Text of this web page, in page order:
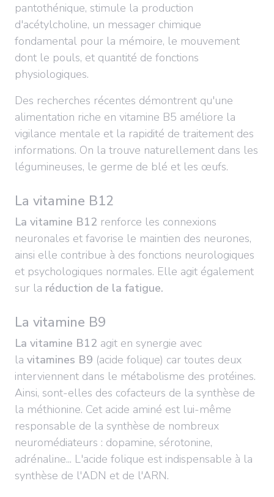
pantothénique, stimule la production
d'acétylcholine, un messager chimique
fondamental pour la mémoire, le mouvement
dont le pouls, et quantité de fonctions
physiologiques.
Des recherches récentes démontrent qu'une
alimentation riche en vitamine B5 améliore la
vigilance mentale et la rapidité de traitement des
informations. On la trouve naturellement dans les
légumineuses, le germe de blé et les œufs.
La vitamine B12
La vitamine B12 renforce les connexions
neuronales et favorise le maintien des neurones,
ainsi elle contribue à des fonctions neurologiques
et psychologiques normales. Elle agit également
sur la réduction de la fatigue.
La vitamine B9
La vitamine B12 agit en synergie avec
la vitamines B9 (acide folique) car toutes deux
interviennent dans le métabolisme des protéines.
Ainsi, sont-elles des cofacteurs de la synthèse de
la méthionine. Cet acide aminé est lui-même
responsable de la synthèse de nombreux
neuromédiateurs : dopamine, sérotonine,
adrénaline... L'acide folique est indispensable à la
synthèse de l'ADN et de l'ARN.